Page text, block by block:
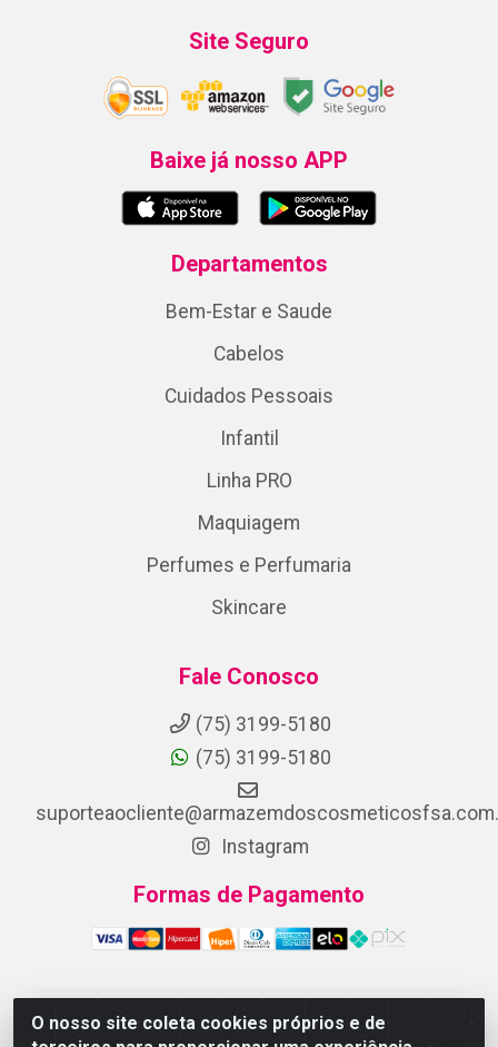
O nosso site coleta cookies próprios e de
Site Seguro
Baixe já nosso APP
Departamentos
Bem-Estar e Saude
Cabelos
Cuidados Pessoais
Infantil
Linha PRO
Maquiagem
Perfumes e Perfumaria
Skincare
Fale Conosco
(75) 3199-5180
(75) 3199-5180
Instagram
Formas de Pagamento
ARMAZEM DOS COSMETICOS DISTRIBUIDORA LTDA -